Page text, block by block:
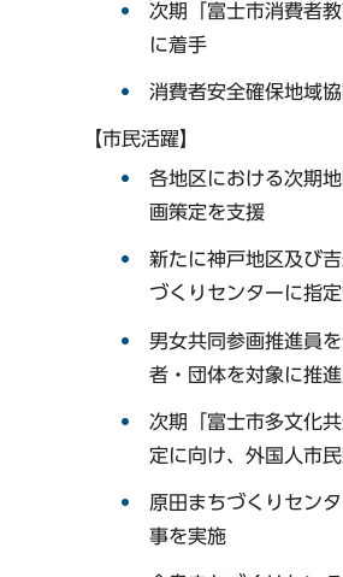
次期「富士市消費者
に着手
消費者安全確保地域
【市民活躍】
各地区における次期
画策定を支援
新たに神戸地区及び
づくりセンターに指
男女共同参画推進員
者・団体を対象に推
次期「富士市多文化
定に向け、外国人市
原田まちづくりセン
事を実施